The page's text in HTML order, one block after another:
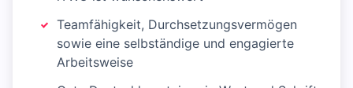
Teamfähigkeit, Durchsetzungsvermögen
sowie eine selbständige und engagierte
Arbeitsweise